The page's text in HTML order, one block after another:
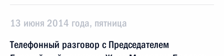
13 июня 2014 года, пятница
Телефонный разговор с Председателем